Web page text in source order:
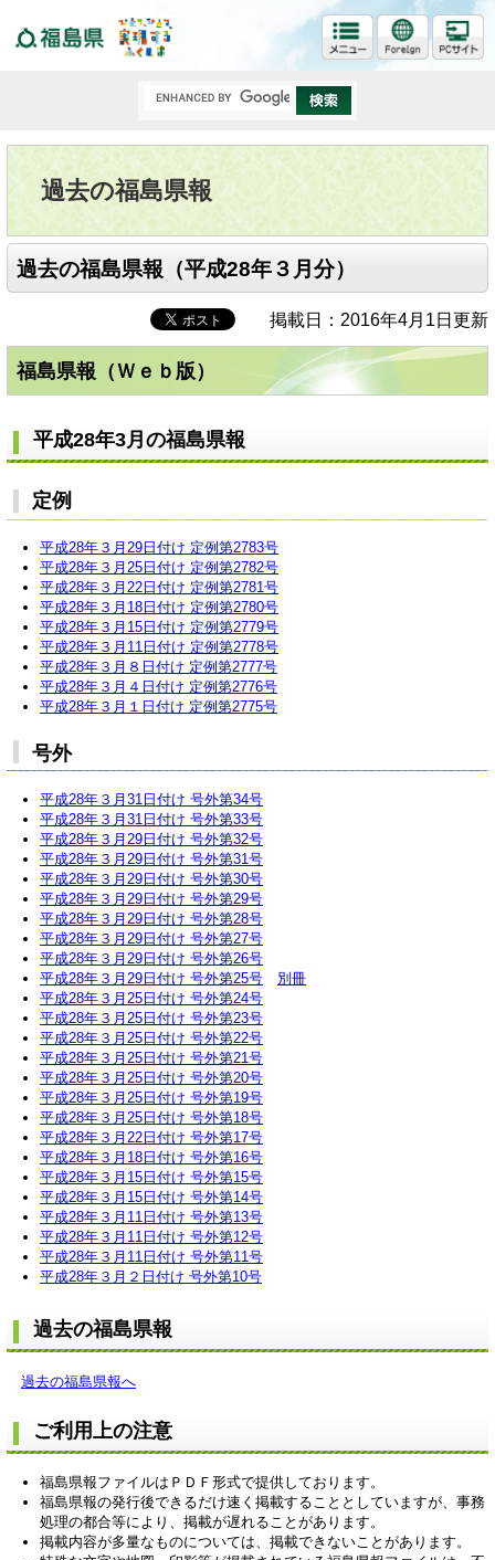
過去の福島県報
過去の福島県報（平成28年３月分）
掲載日：2016年4月1日更新
福島県報（Ｗｅｂ版）
平成28年3月の福島県報
定例
平成28年３月29日付け 定例第2783号
平成28年３月25日付け 定例第2782号
平成28年３月22日付け 定例第2781号
平成28年３月18日付け 定例第2780号
平成28年３月15日付け 定例第2779号
平成28年３月11日付け 定例第2778号
平成28年３月８日付け 定例第2777号
平成28年３月４日付け 定例第2776号
平成28年３月１日付け 定例第2775号
号外
平成28年３月31日付け 号外第34号
平成28年３月31日付け 号外第33号
平成28年３月29日付け 号外第32号
平成28年３月29日付け 号外第31号
平成28年３月29日付け 号外第30号
平成28年３月29日付け 号外第29号
平成28年３月29日付け 号外第28号
平成28年３月29日付け 号外第27号
平成28年３月29日付け 号外第26号
平成28年３月29日付け 号外第25号
別冊
平成28年３月25日付け 号外第24号
平成28年３月25日付け 号外第23号
平成28年３月25日付け 号外第22号
平成28年３月25日付け 号外第21号
平成28年３月25日付け 号外第20号
平成28年３月25日付け 号外第19号
平成28年３月25日付け 号外第18号
平成28年３月22日付け 号外第17号
平成28年３月18日付け 号外第16号
平成28年３月15日付け 号外第15号
平成28年３月15日付け 号外第14号
平成28年３月11日付け 号外第13号
平成28年３月11日付け 号外第12号
平成28年３月11日付け 号外第11号
平成28年３月２日付け 号外第10号
過去の福島県報
過去の福島県報へ
ご利用上の注意
福島県報ファイルはＰＤＦ形式で提供しております。
福島県報の発行後できるだけ速く掲載することとしていますが、事務
処理の都合等により、掲載が遅れることがあります。
掲載内容が多量なものについては、掲載できないことがあります。